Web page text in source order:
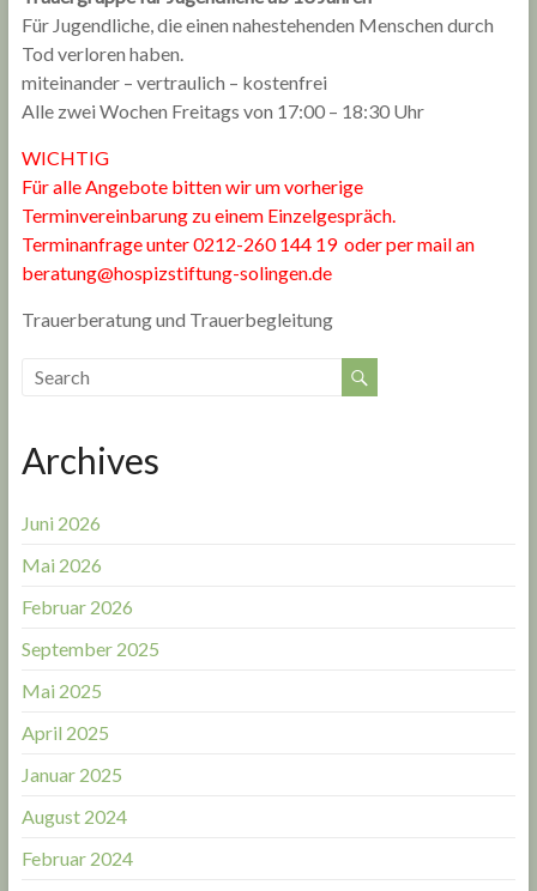
Für Jugendliche, die einen nahestehenden Menschen durch
Tod verloren haben.
miteinander – vertraulich – kostenfrei
Alle zwei Wochen Freitags von 17:00 – 18:30 Uhr
WICHTIG
Für alle Angebote bitten wir um vorherige
Terminvereinbarung zu einem Einzelgespräch.
Terminanfrage unter 0212-260 144 19 oder per mail an
beratung@hospizstiftung-solingen.de
Trauerberatung und Trauerbegleitung
Archives
Juni 2026
Mai 2026
Februar 2026
September 2025
Mai 2025
April 2025
Januar 2025
August 2024
Februar 2024